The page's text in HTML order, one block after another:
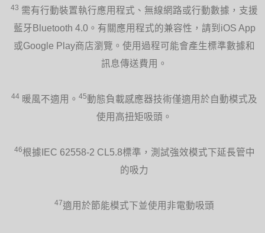
43 需有行動裝置執行應用程式、無線網路或行動數據，支援
藍牙Bluetooth 4.0。有關應用程式的兼容性，請到iOS App
或Google Play商店瀏覽。使用過程可能會產生標準數據和
訊息傳送費用。
44 暖風不適用。 45動態負載感應器技術僅適用於自動模式及
使用高扭矩吸頭。
46根據IEC 62558-2 CL5.8標準，測試強效模式下延長管中
的吸力
47適用於節能模式下並使用非電動吸頭